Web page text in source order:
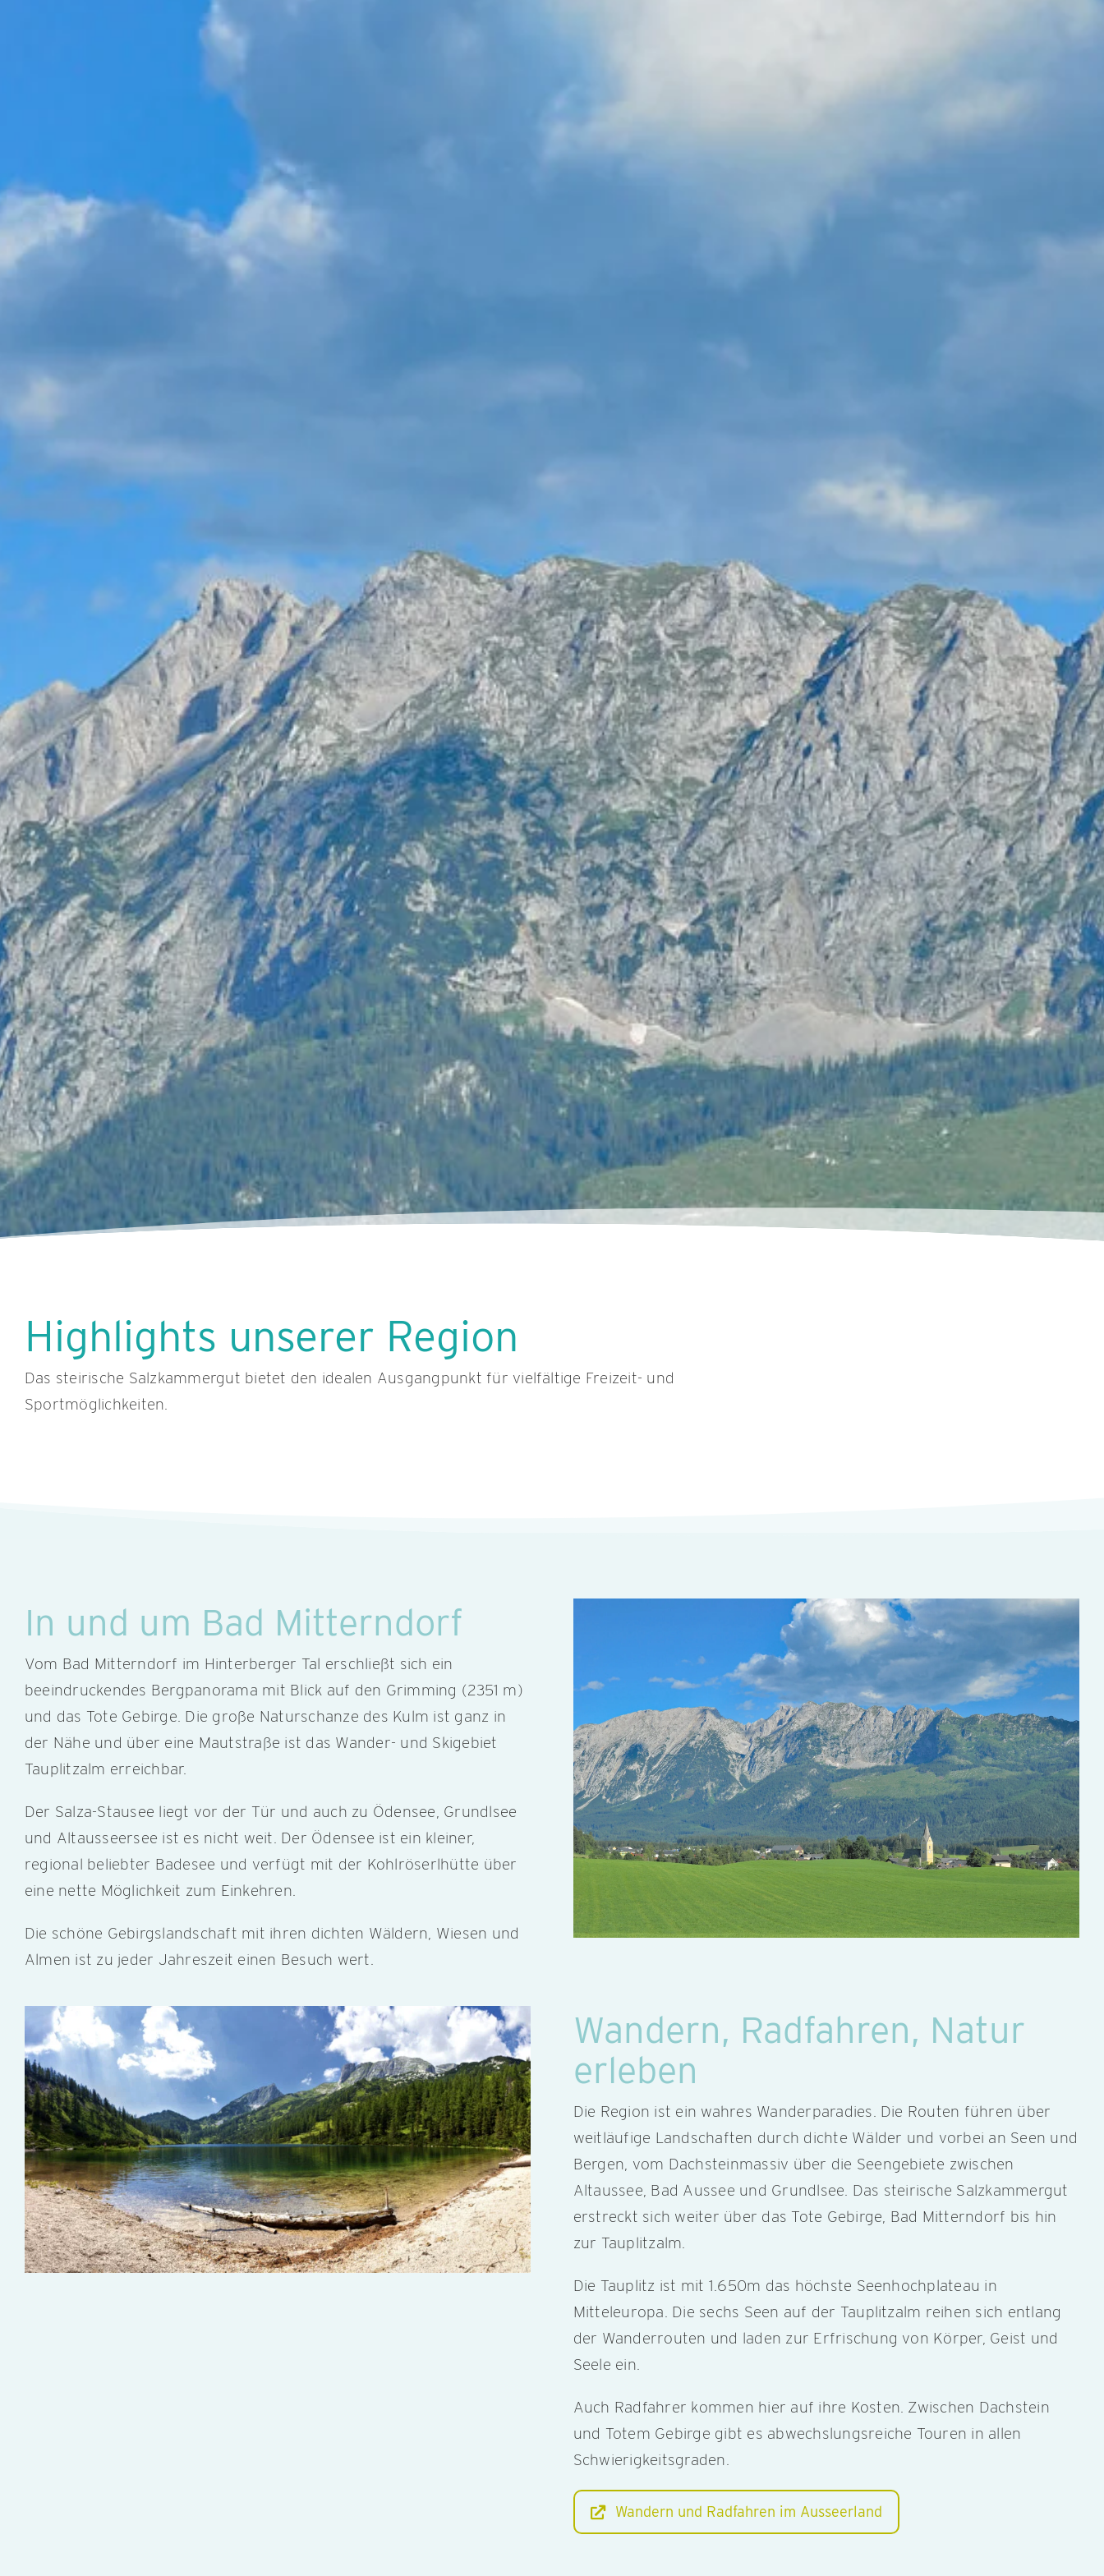
Highlights unserer Region
Das steirische Salzkammergut bietet den idealen Ausgangpunkt für vielfältige Freizeit- und
Sportmöglichkeiten.
In und um Bad Mitterndorf
Vom Bad Mitterndorf im Hinterberger Tal erschließt sich ein
beeindruckendes Bergpanorama mit Blick auf den Grimming (2351 m)
und das Tote Gebirge. Die große Naturschanze des Kulm ist ganz in
der Nähe und über eine Mautstraße ist das Wander- und Skigebiet
Tauplitzalm erreichbar.
Der Salza-Stausee liegt vor der Tür und auch zu Ödensee, Grundlsee
und Altausseersee ist es nicht weit. Der Ödensee ist ein kleiner,
regional beliebter Badesee und verfügt mit der Kohlröserlhütte über
eine nette Möglichkeit zum Einkehren.
Die schöne Gebirgslandschaft mit ihren dichten Wäldern, Wiesen und
Almen ist zu jeder Jahreszeit einen Besuch wert.
Wandern, Radfahren, Natur
erleben
Die Region ist ein wahres Wanderparadies. Die Routen führen über
weitläufige Landschaften durch dichte Wälder und vorbei an Seen und
Bergen, vom Dachsteinmassiv über die Seengebiete zwischen
Altaussee, Bad Aussee und Grundlsee. Das steirische Salzkammergut
erstreckt sich weiter über das Tote Gebirge, Bad Mitterndorf bis hin
zur Tauplitzalm.
Die Tauplitz ist mit 1.650m das höchste Seenhochplateau in
Mitteleuropa. Die sechs Seen auf der Tauplitzalm reihen sich entlang
der Wanderrouten und laden zur Erfrischung von Körper, Geist und
Seele ein.
Auch Radfahrer kommen hier auf ihre Kosten. Zwischen Dachstein
und Totem Gebirge gibt es abwechslungsreiche Touren in allen
Schwierigkeitsgraden.
Wandern und Radfahren im Ausseerland